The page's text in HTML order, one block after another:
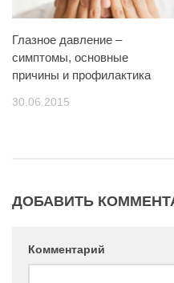
Глазное давление –
симптомы, основные
причины и профилактика
30.06.2015
ДОБАВИТЬ
Комментарий